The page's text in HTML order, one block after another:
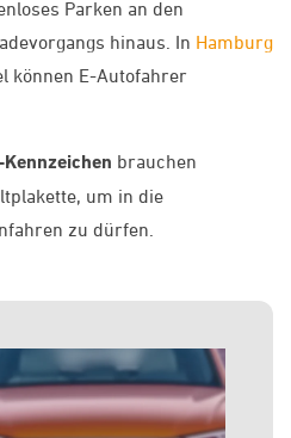
Parken an den
hinaus. In Hamburg
können E-Autofahrer
Kennzeichen brauchen
um in die
zu dürfen.